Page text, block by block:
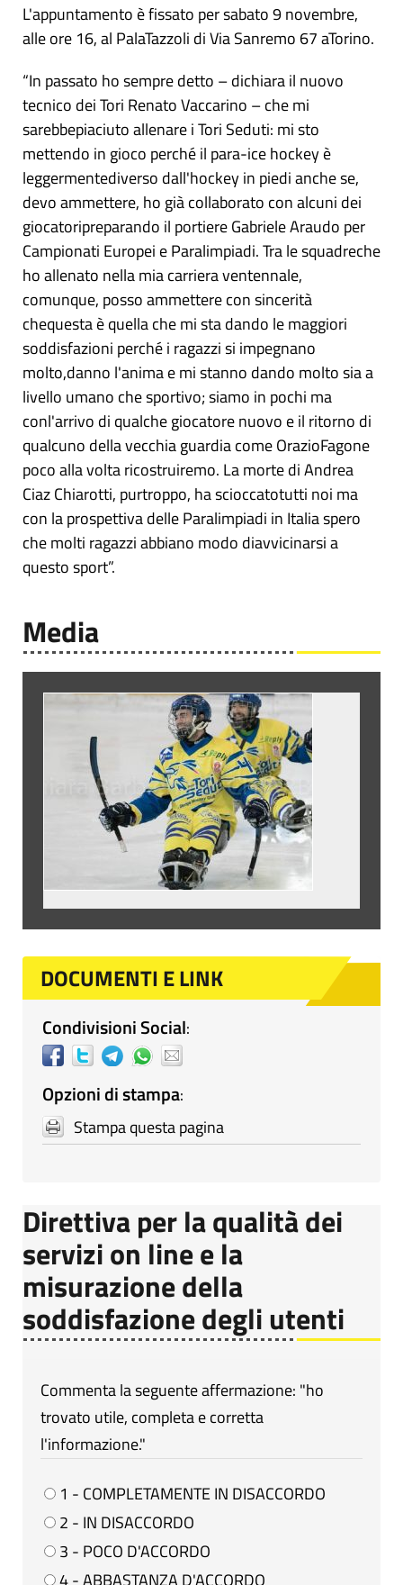
L'appuntamento è fissato per sabato 9 novembre,
alle ore 16, al PalaTazzoli di Via Sanremo 67 aTorino.
“In passato ho sempre detto – dichiara il nuovo
tecnico dei Tori Renato Vaccarino – che mi
sarebbepiaciuto allenare i Tori Seduti: mi sto
mettendo in gioco perché il para-ice hockey è
leggermentediverso dall'hockey in piedi anche se,
devo ammettere, ho già collaborato con alcuni dei
giocatoripreparando il portiere Gabriele Araudo per
Campionati Europei e Paralimpiadi. Tra le squadreche
ho allenato nella mia carriera ventennale,
comunque, posso ammettere con sincerità
chequesta è quella che mi sta dando le maggiori
soddisfazioni perché i ragazzi si impegnano
molto,danno l'anima e mi stanno dando molto sia a
livello umano che sportivo; siamo in pochi ma
conl'arrivo di qualche giocatore nuovo e il ritorno di
qualcuno della vecchia guardia come OrazioFagone
poco alla volta ricostruiremo. La morte di Andrea
Ciaz Chiarotti, purtroppo, ha scioccatotutti noi ma
con la prospettiva delle Paralimpiadi in Italia spero
che molti ragazzi abbiano modo diavvicinarsi a
questo sport”.
Media
DOCUMENTI E LINK
Condivisioni Social:
Opzioni di stampa:
Stampa questa pagina
Direttiva per la qualità dei
servizi on line e la
misurazione della
soddisfazione degli utenti
Commenta la seguente affermazione: "ho
trovato utile, completa e corretta
l'informazione."
1 - COMPLETAMENTE IN DISACCORDO
2 - IN DISACCORDO
3 - POCO D'ACCORDO
4 - ABBASTANZA D'ACCORDO